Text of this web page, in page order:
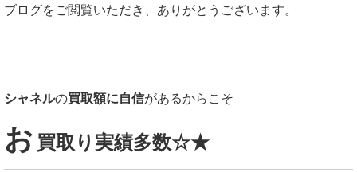
ブログをご閲覧いただき、ありがとうございます。
シャネルの買取額に自信があるからこそ
お 買取り実績多数☆★